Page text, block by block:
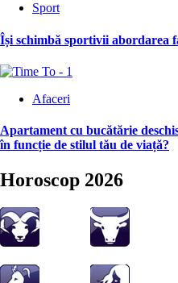
Sport
Își schimbă sportivii abordarea
Afaceri
Apartament cu bucătărie
în funcție de stilul tău de viață?
Horoscop 2026